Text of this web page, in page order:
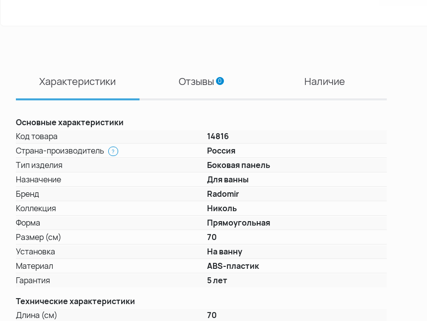
Характеристики Отзывы 0 Наличие
Основные характеристики
Код товара
14816
Страна-производитель
?
Россия
Тип изделия
Боковая панель
Назначение
Для ванны
Бренд
Radomir
Коллекция
Николь
Форма
Прямоугольная
Размер (см)
70
Установка
На ванну
Материал
ABS-пластик
Гарантия
5 лет
Технические характеристики
Длина (см)
70